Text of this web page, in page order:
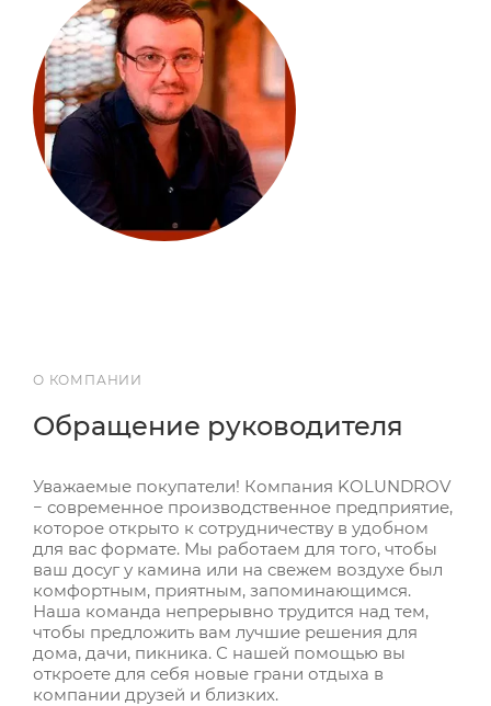
О КОМПАНИИ
Обращение руководителя
Уважаемые покупатели! Компания KOLUNDROV
− современное производственное предприятие,
которое открыто к сотрудничеству в удобном
для вас формате. Мы работаем для того, чтобы
ваш досуг у камина или на свежем воздухе был
комфортным, приятным, запоминающимся.
Наша команда непрерывно трудится над тем,
чтобы предложить вам лучшие решения для
дома, дачи, пикника. С нашей помощью вы
откроете для себя новые грани отдыха в
компании друзей и близких.